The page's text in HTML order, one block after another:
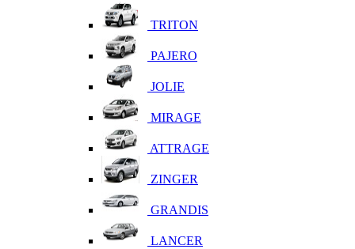
TRITON
PAJERO
JOLIE
MIRAGE
ATTRAGE
ZINGER
GRANDIS
LANCER